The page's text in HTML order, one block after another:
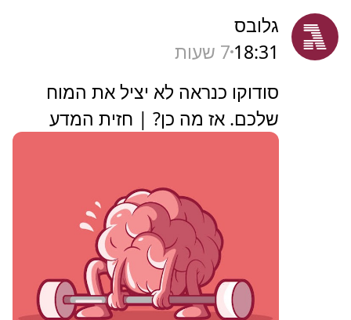
גלובס
18:31 7 שעות
סודוקו כנראה לא יציל את המוח
שלכם. אז מה כן? | חזית המדע